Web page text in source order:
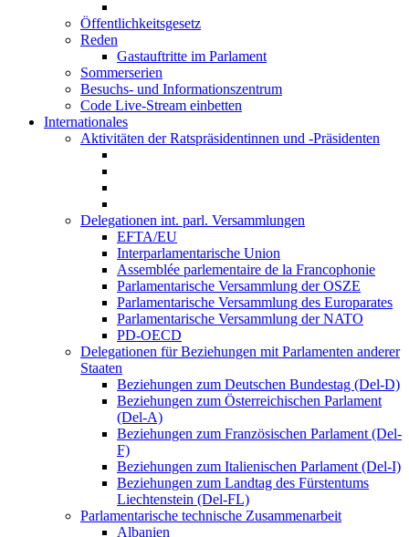
Öffentlichkeitsgesetz
Reden
Gastauftritte im Parlament
Sommerserien
Besuchs- und Informationszentrum
Code Live-Stream einbetten
Internationales
Aktivitäten der Ratspräsidentinnen und -Präsidenten
Delegationen int. parl. Versammlungen
EFTA/EU
Interparlamentarische Union
Assemblée parlementaire de la Francophonie
Parlamentarische Versammlung der OSZE
Parlamentarische Versammlung des Europarates
Parlamentarische Versammlung der NATO
PD-OECD
Delegationen für Beziehungen mit Parlamenten anderer
Staaten
Beziehungen zum Deutschen Bundestag (Del-D)
Beziehungen zum Österreichischen Parlament
(Del-A)
Beziehungen zum Französischen Parlament (Del-
F)
Beziehungen zum Italienischen Parlament (Del-I)
Beziehungen zum Landtag des Fürstentums
Liechtenstein (Del-FL)
Parlamentarische technische Zusammenarbeit
Albanien